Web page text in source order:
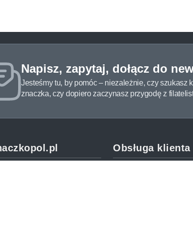
Napisz, zapytaj, dołącz do
Jesteśmy tu, by pomóc – niezależnie, czy szukasz
znaczka, czy dopiero zaczynasz przygodę z
Obsługa klienta